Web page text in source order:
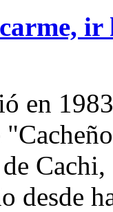
en
desde